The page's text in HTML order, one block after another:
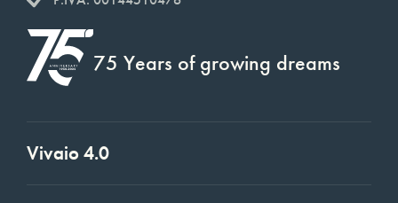
75 Years of growing dreams
Vivaio 4.0